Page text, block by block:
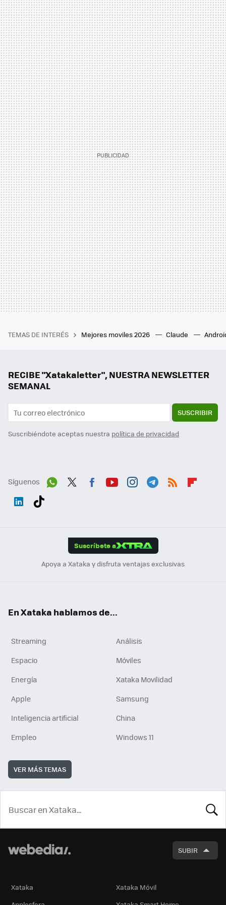
TEMAS DE INTERÉS Mejores moviles 2026 Claude
RECIBE "Xatakaletter", NUESTRA NEWSLETTER
SEMANAL
SUSCRIBIR
Suscribiéndote aceptas nuestra política de privacidad
Síguenos
Suscríbete a
Apoya a Xataka y disfruta ventajas exclusivas
En Xataka hablamos de...
Streaming
Análisis
Espacio
Móviles
Energía
Xataka Movilidad
Apple
Samsung
Inteligencia artificial
China
Empleo
Windows 11
VER MÁS TEMAS
SUBIR
Xataka
Xataka Móvil